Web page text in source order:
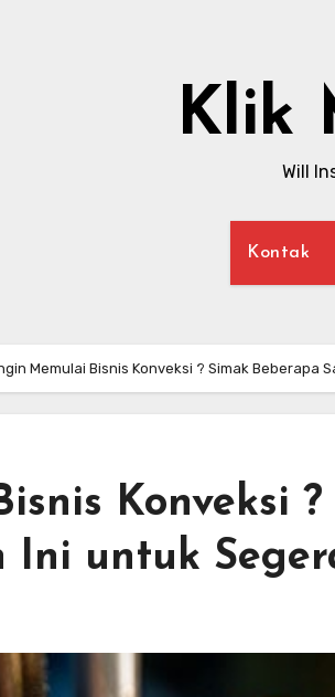
Klik
Will
Kontak
Memulai Bisnis Konveksi ? Simak Beberapa
Konveksi ?
Ini untuk